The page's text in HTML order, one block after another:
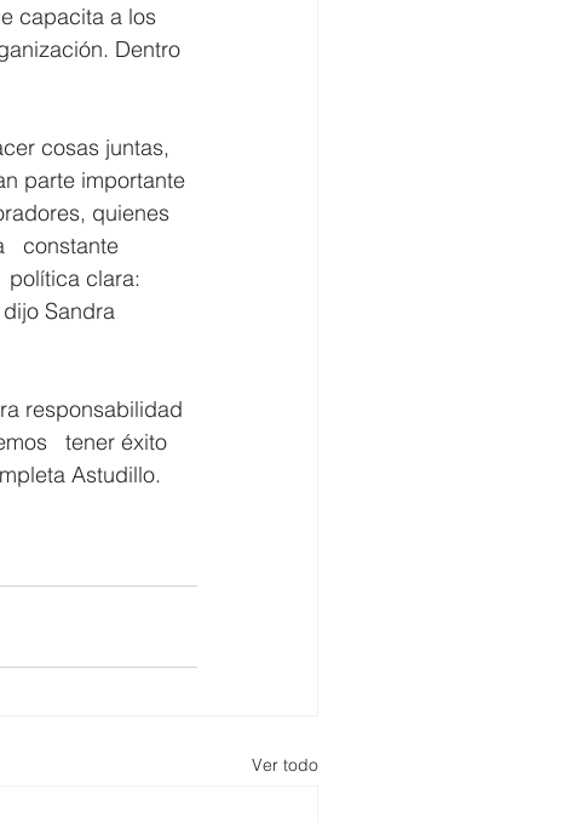
capacita a los
Dentro
cosas juntas,
parte importante
quienes
constante
política clara:
Sandra
responsabilidad
tener éxito
Astudillo.
Ver todo